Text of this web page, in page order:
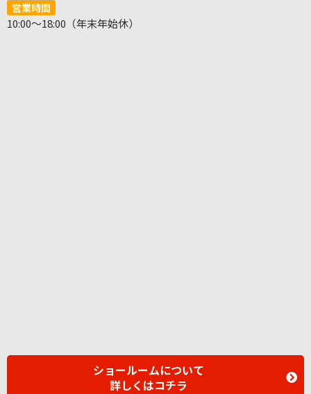
営業時間
10:00～18:00（年末年始休）
ショールームについて
詳しくはコチラ